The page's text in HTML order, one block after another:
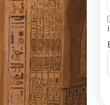
verranno effettuate